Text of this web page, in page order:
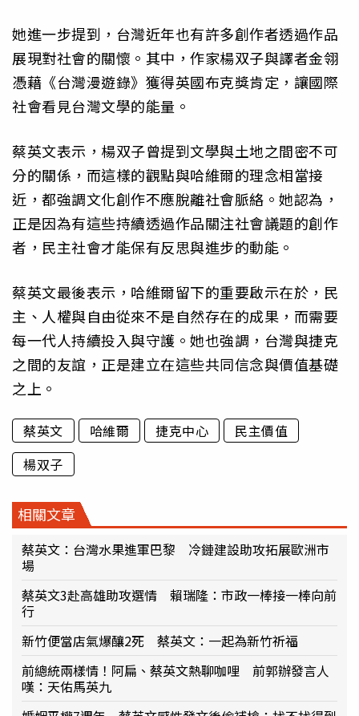
她進一步提到，台灣近年也有許多創作者透過作品
展現對社會的關懷。其中，作家楊双子與譯者金翎
憑藉《台灣漫遊錄》獲得英國布克獎肯定，讓國際
社會看見台灣文學的能量。
蔡英文表示，楊双子曾提到文學與土地之間密不可
分的關係，而這樣的觀點與哈維爾的理念相當接
近，都強調文化創作不應脫離社會脈絡。她認為，
正是因為有這些持續透過作品關注社會議題的創作
者，民主社會才能保有反思與進步的動能。
蔡英文最後表示，哈維爾留下的重要啟示在於，民
主、人權與自由從來不是自然存在的成果，而需要
每一代人持續投入與守護。她也強調，台灣與捷克
之間的友誼，正是建立在這些共同信念與價值基礎
之上。
蔡英文 哈維爾 捷克中心
民主價值
楊双子
相關文章
蔡英文：台灣水果進軍巴黎 冷鏈建設助攻拓展歐洲市
場
蔡英文3赴高雄助攻選情 賴瑞隆：市政一棒接一棒向前
行
新竹便當店氣爆釀2死 蔡英文：一起為新竹祈福
前總統兩樣情！阿扁、蔡英文熱聊咖哩 前郭辦發言人
嘆：天佑馬英九